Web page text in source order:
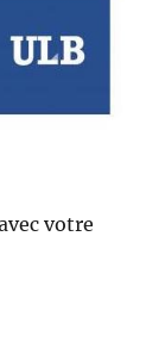
votre